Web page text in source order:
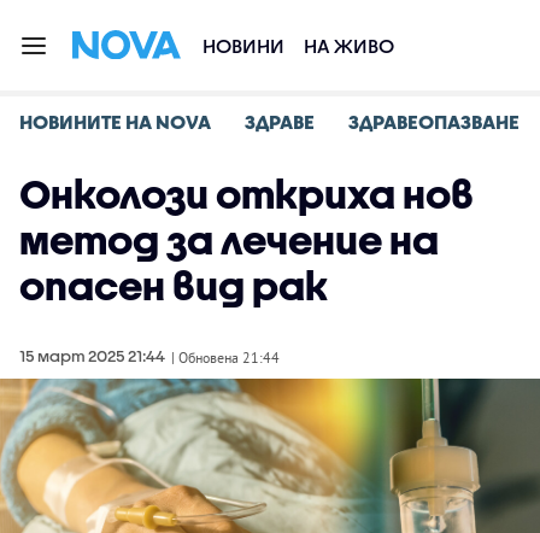
НОВИНИ НА ЖИВО
НОВИНИТЕ НА NOVA ЗДРАВЕ ЗДРАВЕОПАЗВАНЕ
Онколози откриха нов
метод за лечение на
опасен вид рак
15 март 2025 21:44 | Обновена 21:44